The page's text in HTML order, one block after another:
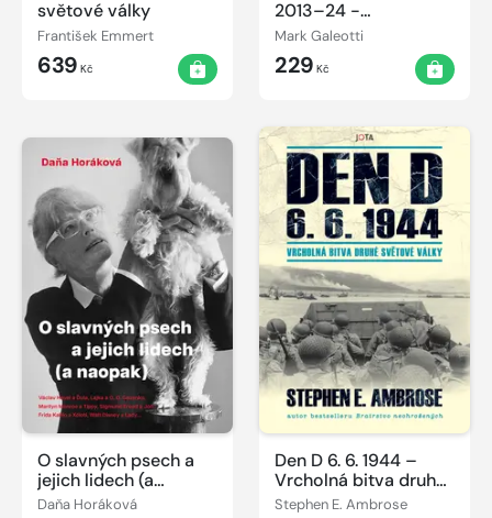
světové války
František Emmert
639 Kč
2013–24 -
Wagnerova skupina a
další ruské soukromé
vojenské společnosti
Mark Galeotti
229 Kč
O slavných psech a
jejich lidech (a
naopak)
Daňa Horáková
Den D 6. 6. 1944 –
Vrcholná bitva druhé
světové války
Stephen E. Ambrose